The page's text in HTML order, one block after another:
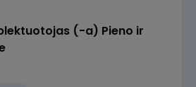
(-a) Pieno ir